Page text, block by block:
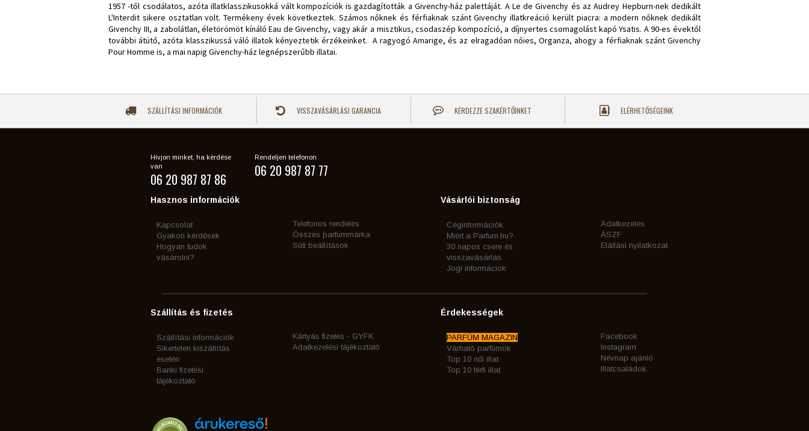
1957 -től csodálatos, azóta illatklasszikusokká vált kompozíciók is gazdagították a Givenchy-ház palettáját. A Le de Givenchy és az Audrey Hepburn-nek dedikált
L'Interdit sikere osztatlan volt. Termékeny évek következtek. Számos nőknek és férfiaknak szánt Givenchy illatkreáció került piacra: a modern nőknek dedikált
Givenchy III, a zabolátlan, életörömöt kínáló Eau de Givenchy, vagy akár a misztikus, csodaszép kompozíció, a díjnyertes csomagolást kapó Ysatis. A 90-es évektől
további átütő, azóta klasszikussá váló illatok kényeztetik érzékeinket. A ragyogó Amarige, és az elragadóan nőies, Organza, ahogy a férfiaknak szánt Givenchy
Pour Homme is, a mai napig Givenchy-ház legnépszerűbb illatai.
SZÁLLÍTÁSI INFORMÁCIÓK VISSZAVÁSÁRLÁSI GARANCIA KÉRDEZZE SZAKÉRTŐINKET ELÉRHETŐSÉGEINK
Hívjon minket, ha kérdése
van
06 20 987 87 86
Rendeljen telefonon
06 20 987 87 77
Hasznos információk
Kapcsolat
Gyakori kérdések
Hogyan tudok
vásárolni?
Telefonos rendelés
Összes parfummárka
Süti beállítások
Vásárlói biztonság
Céginformációk
Miért a Parfum.hu?
30 napos csere és
visszavásárlás
Jogi információk
Adatkezelés
ÁSZF
Elállási nyilatkozat
Szállítás és fizetés
Szállítási információk
Sikertelen kiszállítás
esetén
Banki fizetési
tájékoztató
Kártyás fizetés - GYFK
Adatkezelési tájékoztató
Érdekességek
PARFÜM MAGAZIN
Várható parfümök
Top 10 női illat
Top 10 férfi illat
Facebook
Instagram
Névnap ajánló
Illatcsaládok